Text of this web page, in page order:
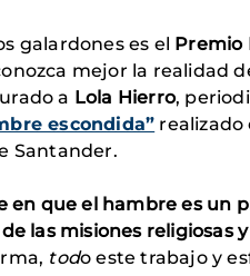
galardones es el Premio
mejor la realidad
a Lola Hierro,
escondida” realizado
Santander.
en que el hambre es un
las misiones religiosas
todo este trabajo y